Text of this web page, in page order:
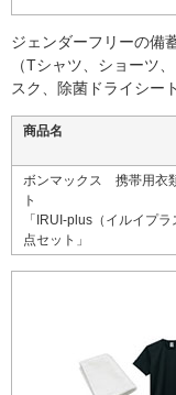
ジェンダーフリーの備
（Tシャツ、ショーツ
スク、除菌ドライシート
商品名
ボンマックス 携帯用衣
ト
「IRUI-plus（イルイプラ
点セット」